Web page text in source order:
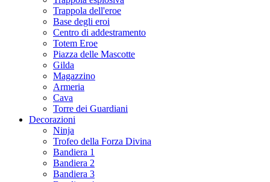
Trappola dell'eroe
Base degli eroi
Centro di addestramento
Totem Eroe
Piazza delle Mascotte
Gilda
Magazzino
Armeria
Cava
Torre dei Guardiani
Decorazioni
Ninja
Trofeo della Forza Divina
Bandiera 1
Bandiera 2
Bandiera 3